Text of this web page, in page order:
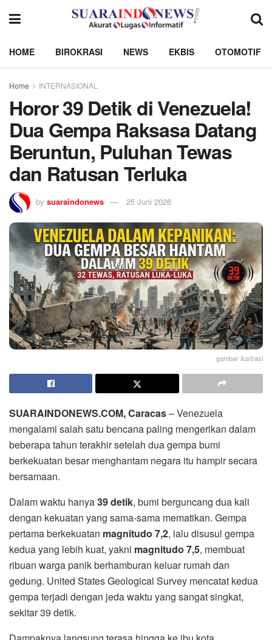
HOME BIROKRASI NEWS EKBIS OTOMOTIF
Home INTERNASIONAL
Horor 39 Detik di Venezuela!
Dua Gempa Raksasa Datang
Beruntun, Puluhan Tewas
dan Ratusan Terluka
by suaraindonews 25 Juni 2026
gambar ilustrasi
SUARAINDONEWS.COM, Caracas– Venezuela
mengalami salah satu bencana paling mengerikan dalam
beberapa tahun terakhir setelah dua gempa bumi
berkekuatan besar menghantam negara itu hampir secara
bersamaan.
Dalam waktu hanya39 detik, bumi berguncang dua kali
dengan kekuatan yang sama-sama mematikan. Gempa
pertama berkekuatan magnitudo 7,2, lalu disusul gempa
kedua yang lebih kuat, yakni magnitudo 7,5, membuat
ribuan warga panik berhamburan keluar rumah dan
gedung. United States Geological Survey mencatat kedua
gempa terjadi dengan jeda waktu yang sangat singkat,
sekitar 39 detik.